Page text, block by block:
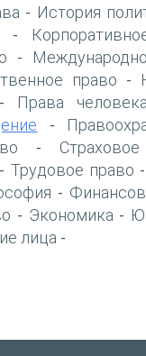
- История
-
-
право -
Права человека
-
-
- Трудовое право
-
- Экономика -
лица -